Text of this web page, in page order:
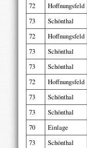
72 Hoffnungsfeld
73
Schönthal
72
Hoffnungsfeld
73
Schönthal
73
Schönthal
72
Hoffnungsfeld
73
Schönthal
73
Schönthal
70
Einlage
73
Schönthal